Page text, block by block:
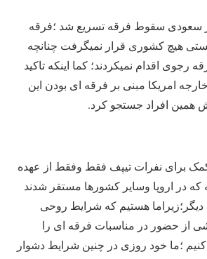
سعودی سقوط فرقه تسریع شد ؛فرقه
هیچ کشوری قرار نمیگرفت چنانچه
رجوی اقدام نمیکردند؛ کما اینکه تاکید
امریکا مبنی بر فرقه ای بودن این
همین افراد جستجو کرد.
برای نفرات تیپف فقط وفقط از عهده
که در اروپا وسایر کشورها مستقر شدند
هستیم که شرایط روحی
از حضور در مناسبات فرقه ای را
؛ما خود روزی در چنین شرایط دشوار